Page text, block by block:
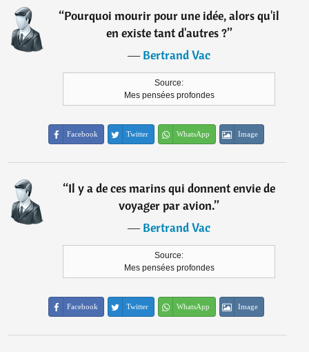
“Pourquoi mourir pour une idée, alors qu'il
en existe tant d'autres ?”
―Bertrand Vac
Source:
Mes pensées profondes
Facebook Twitter WhatsApp Image
“Il y a de ces marins qui donnent envie de
voyager par avion.”
―Bertrand Vac
Source:
Mes pensées profondes
Facebook Twitter WhatsApp Image